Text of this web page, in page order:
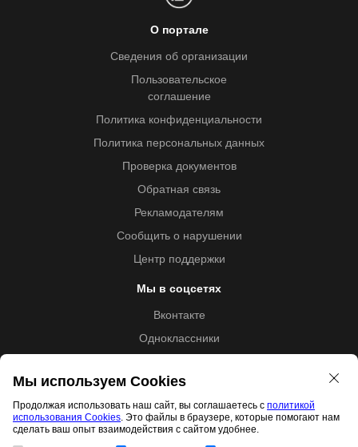
О портале
Сведения об организации
Пользовательское
соглашение
Политика конфиденциальности
Политика персональных данных
Проверка документов
Обратная связь
Рекламодателям
Сообщить о нарушении
Центр поддержки
Мы в соцсетях
Вконтакте
Одноклассники
Образовательная лицензия №5257 от 09.09.2020 (Л035-
01253-67/00192487)
Мы используем Cookies
Продолжая использовать наш сайт, вы соглашаетесь с политикой
использования Cookies. Это файлы в браузере, которые помогают нам
сделать ваш опыт взаимодействия с сайтом удобнее.